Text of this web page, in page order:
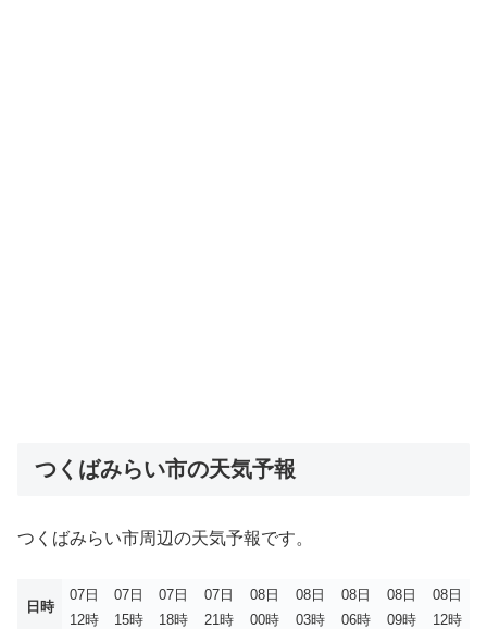
つくばみらい市の天気予報
つくばみらい市周辺の天気予報です。
日時
07日
12時
07日
15時
07日
18時
07日
21時
08日
00時
08日
03時
08日
06時
08日
09時
08日
12時